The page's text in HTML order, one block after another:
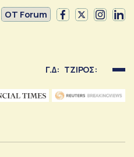
OT Forum
Γ.Δ: ΤΖΙΡΟΣ: